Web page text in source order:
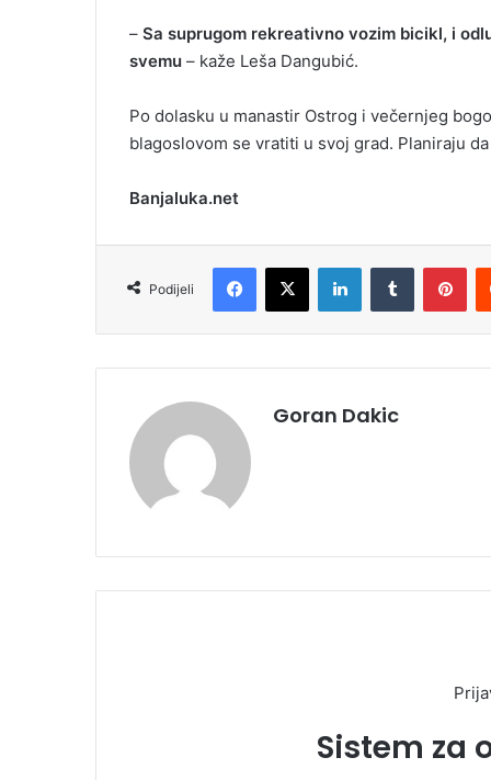
– Sa suprugom rekreativno vozim bicikl, i
svemu – kaže Leša Dangubić.
Po dolasku u manastir Ostrog i večernjeg
blagoslovom se vratiti u svoj grad. Planiraju
Banjaluka.net
Podijeli
Goran Dakic
Sistem za